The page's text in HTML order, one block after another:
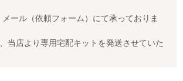
ール（依頼フォーム）にて承っておりま
当店より専用宅配キットを発送させていた